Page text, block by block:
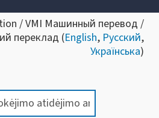
/ VMI Машинный перевод /
переклад (English, Русский,
Українська)